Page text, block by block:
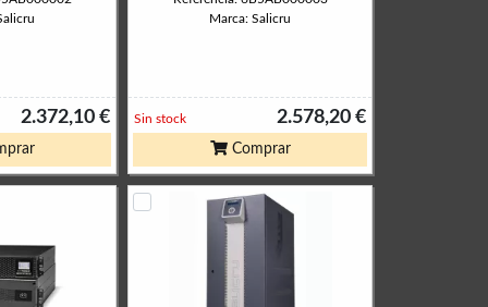
2.372,10 €
Marca: Salicru
2.578,20 €
Sin stock
Comprar